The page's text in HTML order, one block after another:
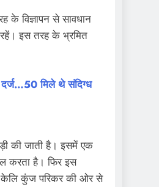
के विज्ञापन से सावधान
इस तरह के भ्रमित
मिले थे संदिग्ध
की जाती है। इसमें एक
करता है। फिर इस
केलि कुंज परिकर की ओर से